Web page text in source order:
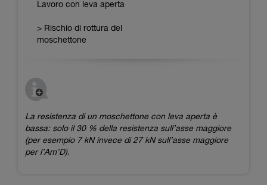
Lavoro con leva aperta
> Rischio di rottura del
moschettone
La resistenza di un moschettone con leva aperta è
bassa: solo il 30 % della resistenza sull’asse maggiore
(per esempio 7 kN invece di 27 kN sull’asse maggiore
per l’Am’D).